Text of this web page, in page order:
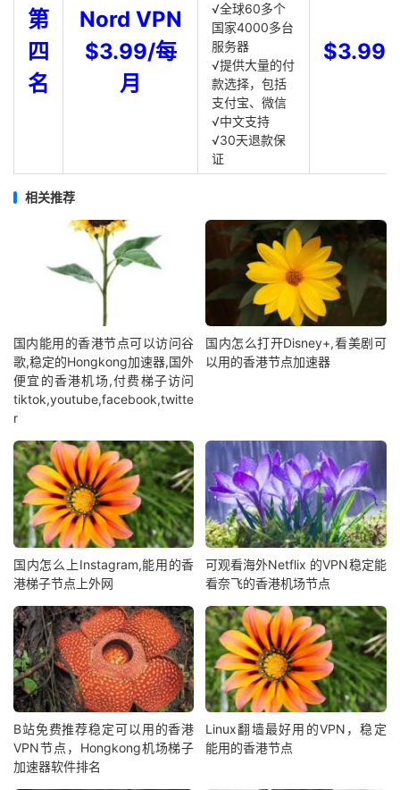
第
四
名
Nord VPN
$3.99/每
月
√全球60多个
国家4000多台
服务器
√提供大量的付
款选择，包括
支付宝、微信
√中文支持
√30天退款保
证
$3.99
相关推荐
国内能用的香港节点可以访问谷
歌,稳定的Hongkong加速器,国外
便宜的香港机场,付费梯子访问
tiktok,youtube,facebook,twitte
r
国内怎么打开Disney+,看美剧可
以用的香港节点加速器
国内怎么上Instagram,能用的香
港梯子节点上外网
可观看海外Netflix 的VPN稳定能
看奈飞的香港机场节点
B站免费推荐稳定可以用的香港
VPN节点，Hongkong机场梯子
加速器软件排名
Linux翻墙最好用的VPN，稳定
能用的香港节点